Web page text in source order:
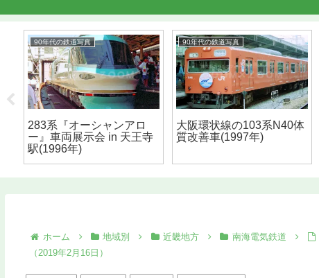
90年代の鉄道写真
283系『オーシャンアロ
ー』車両展示会 in 天王寺
駅(1996年)
90年代の鉄道写真
大阪環状線の103系N40体
質改善車(1997年)
ホーム 地域別 近畿地方 南海電気鉄道
（2019年2月16日）